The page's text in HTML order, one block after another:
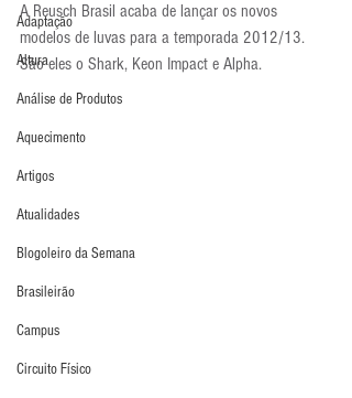
Adaptação
Altura
Análise de Produtos
Aquecimento
Artigos
Atualidades
Blogoleiro da Semana
Brasileirão
Campus
Circuito Físico
A Reusch Brasil acaba de lançar os novos
modelos de luvas para a temporada 2012/13.
São eles o Shark, Keon Impact e Alpha.